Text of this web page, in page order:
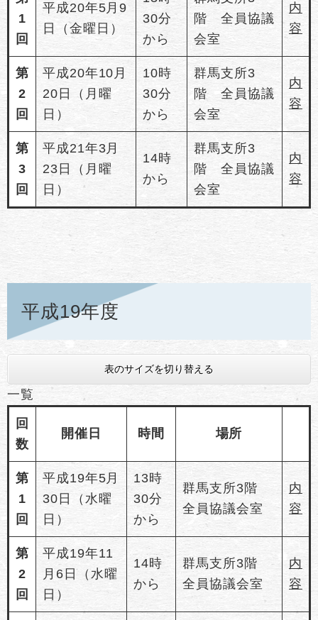
1
回
平成20年5月9
日（金曜日）
30分
から
階 全員協議
会室
内
容
第
2
回
平成20年10月
20日（月曜
日）
10時
30分
から
群馬支所3
階 全員協議
会室
内
容
第
3
回
平成21年3月
23日（月曜
日）
14時
から
群馬支所3
階 全員協議
会室
内
容
平成19年度
表のサイズを切り替える
一覧
回
数
開催日 時間 場所
第
1
回
平成19年5月
30日（水曜
日）
13時
30分
から
群馬支所3階
全員協議会室
内
容
第
2
回
平成19年11
月6日（水曜
日）
14時
から
群馬支所3階
全員協議会室
内
容